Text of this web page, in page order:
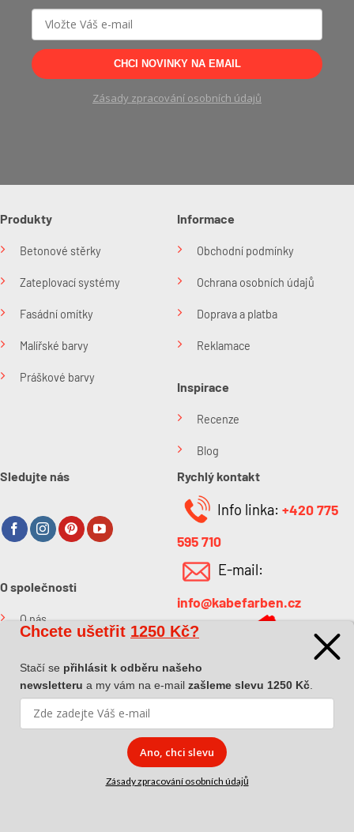
CHCI NOVINKY NA EMAIL
Zásady zpracování osobních údajů
Produkty
Betonové stěrky
Zateplovací systémy
Fasádní omítky
Malířské barvy
Práškové barvy
Informace
Obchodní podmínky
Ochrana osobních údajů
Doprava a platba
Reklamace
Inspirace
Recenze
Blog
Sledujte nás
O společnosti
O nás
Rychlý kontakt
Info linka: +420 775
595 710
E-mail:
info@kabefarben.cz
Dova a.s. Pokyny k převzetí zásilky
zpracování osobních údajů|Affiliate spolupráce
Chcete ušetřit 1250 Kč?
Stačí se přihlásit k odběru našeho
newsletteru a my vám na e-mail zašleme slevu 1250 Kč
Ano, chci slevu
Zásady zpracování osobních údajů